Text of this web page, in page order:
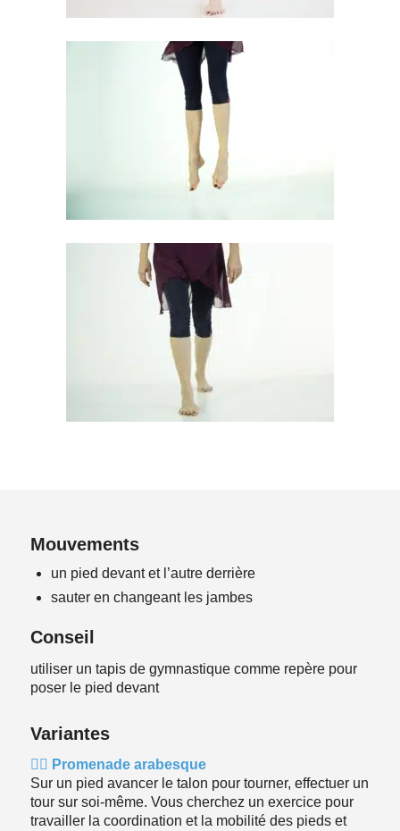
Mouvements
un pied devant et l’autre derrière
sauter en changeant les jambes
Conseil
utiliser un tapis de gymnastique comme repère pour
poser le pied devant
Variantes
🚶‍♀️ Promenade arabesque
Sur un pied avancer le talon pour tourner, effectuer un
tour sur soi-même. Vous cherchez un exercice pour
travailler la coordination et la mobilité des pieds et